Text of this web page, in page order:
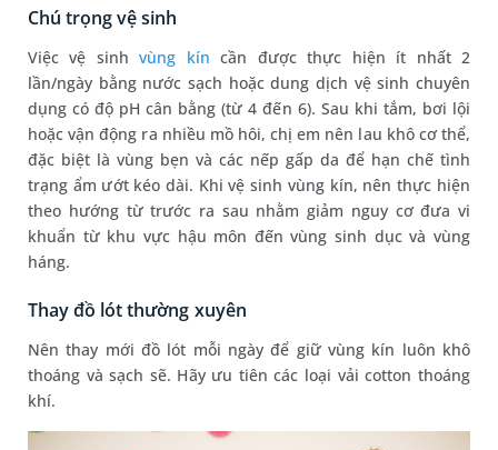
Chú trọng vệ sinh
Việc vệ sinhvùng kín cần được thực hiện ít nhất 2
lần/ngày bằng nước sạch hoặc dung dịch vệ sinh chuyên
dụng có độ pH cân bằng (từ 4 đến 6). Sau khi tắm, bơi lội
hoặc vận động ra nhiều mồ hôi, chị em nên lau khô cơ thể,
đặc biệt là vùng bẹn và các nếp gấp da để hạn chế tình
trạng ẩm ướt kéo dài. Khi vệ sinh vùng kín, nên thực hiện
theo hướng từ trước ra sau nhằm giảm nguy cơ đưa vi
khuẩn từ khu vực hậu môn đến vùng sinh dục và vùng
háng.
Thay đồ lót thường xuyên
Nên thay mới đồ lót mỗi ngày để giữ vùng kín luôn khô
thoáng và sạch sẽ. Hãy ưu tiên các loại vải cotton thoáng
khí.